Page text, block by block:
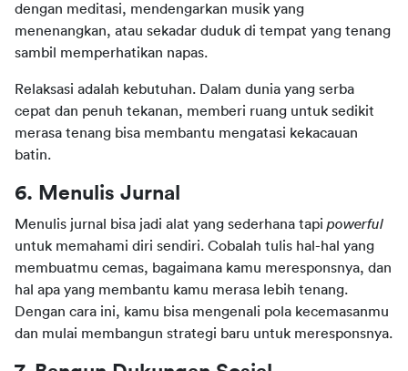
dengan meditasi, mendengarkan musik yang
menenangkan, atau sekadar duduk di tempat yang tenang
sambil memperhatikan napas.
Relaksasi adalah kebutuhan. Dalam dunia yang serba
cepat dan penuh tekanan, memberi ruang untuk sedikit
merasa tenang bisa membantu mengatasi kekacauan
batin.
6. Menulis Jurnal
Menulis jurnal bisa jadi alat yang sederhana tapi
untuk memahami diri sendiri. Cobalah tulis hal-hal yang
membuatmu cemas, bagaimana kamu meresponsnya, dan
hal apa yang membantu kamu merasa lebih tenang.
Dengan cara ini, kamu bisa mengenali pola kecemasanmu
dan mulai membangun strategi baru untuk meresponsnya.